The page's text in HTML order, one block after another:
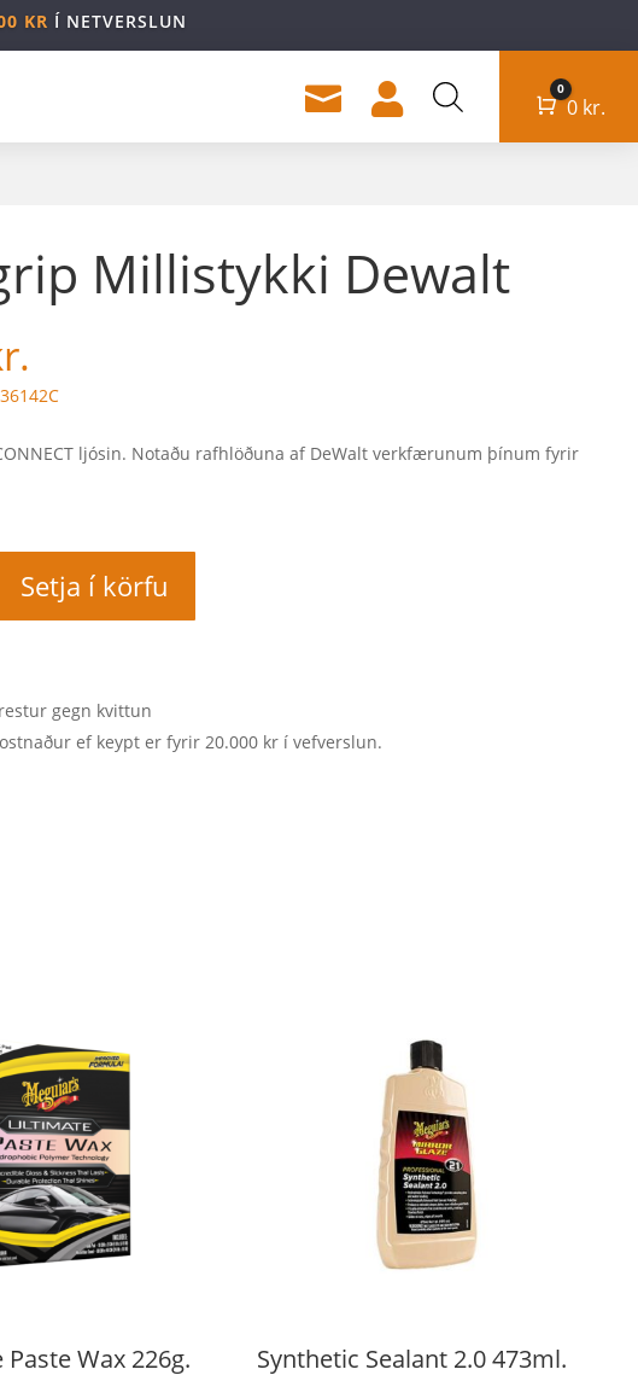
KR Í NETVERSLUN
  Cart
0
0 kr.
Millistykki Dewalt
ljósin. Notaðu rafhlöðuna af DeWalt verkfærunum þínum fyrir
Setja í körfu
gegn kvittun
ef keypt er fyrir 20.000 kr í vefverslun.
Wax 226g.
Synthetic Sealant 2.0 473ml.